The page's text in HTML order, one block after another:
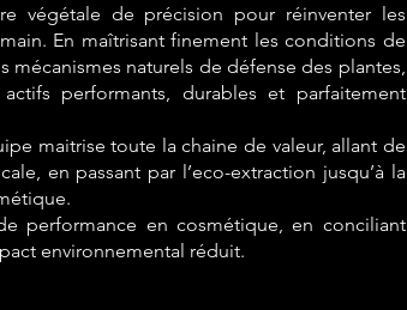
végétale de précision pour réinventer les
En maîtrisant finement les conditions de
mécanismes naturels de défense des plantes,
performants, durables et parfaitement
maitrise toute la chaine de valeur, allant de
en passant par l’eco-extraction jusqu’à la
performance en cosmétique, en conciliant
environnemental réduit.